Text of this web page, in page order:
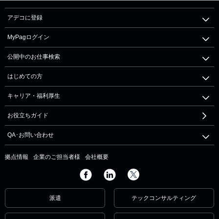
アデコに登録
MyPagログイン
公開中のお仕事検索
はじめての方
キャリア・福利厚生
お役立ちガイド
QA･お問い合わせ
拠点情報 企業のご担当者様 会社概要
派遣 テックコンサルティング